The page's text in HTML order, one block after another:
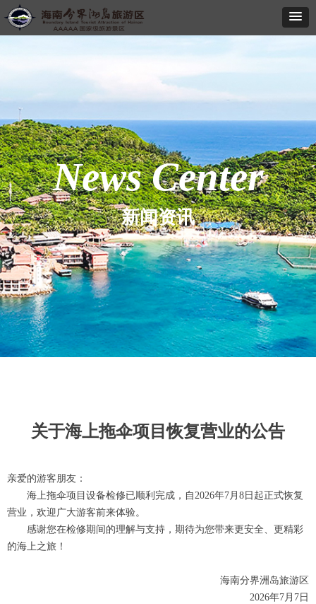
关于海上拖伞项目恢复营业的公告
亲爱的游客朋友：
海上拖伞项目设备检修已顺利完成，自2026年7月8日起正式恢复
营业，欢迎广大游客前来体验。
感谢您在检修期间的理解与支持，期待为您带来更安全、更精彩
的海上之旅！
海南分界洲岛旅游区
2026年7月7日
News Center
新闻资讯